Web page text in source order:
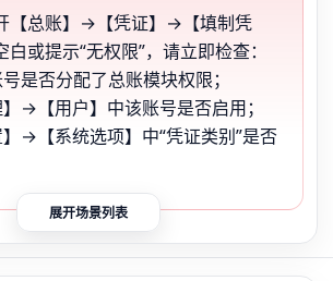
【总账】→【凭证】→【填制凭
或提示“无权限”，请立即检查：
是否分配了总账模块权限；
→【用户】中该账号是否启用；
→【系统选项】中“凭证类别”是否
展开场景列表